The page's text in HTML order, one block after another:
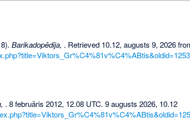
Barikadopēdija, . Retrieved 10.12, augusts 9, 2026
. 8 februāris 2012, 12.08 UTC. 9 augusts 2026, 10.12